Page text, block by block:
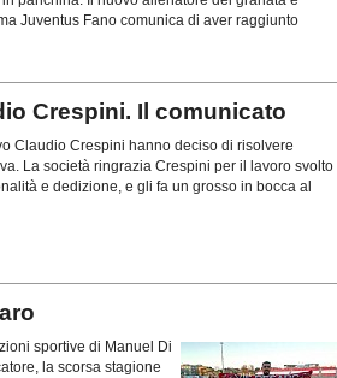
Juventus Fano comunica di aver raggiunto
Crespini. Il comunicato
Claudio Crespini hanno deciso di risolvere
La società ringrazia Crespini per il lavoro svolto
e dedizione, e gli fa un grosso in bocca al
sportive di Manuel Di
la scorsa stagione